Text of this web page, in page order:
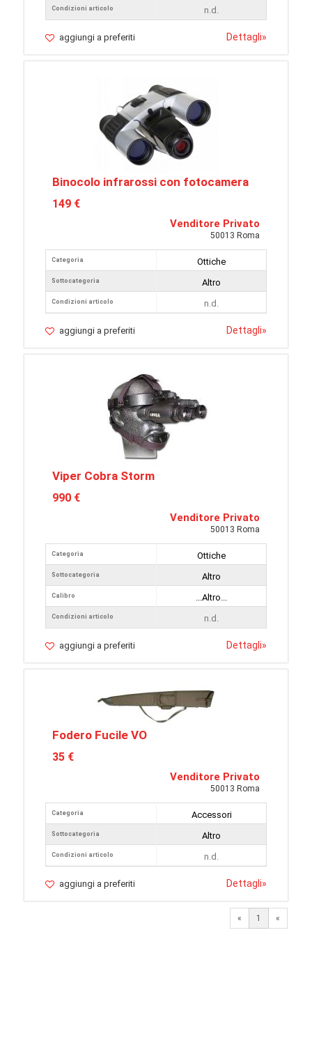
Condizioni articolo
n.d.
aggiungi a preferiti Dettagli»
Binocolo infrarossi con fotocamera
149 €
Venditore Privato
50013 Roma
Categoria
Sottocategoria
Condizioni articolo
Ottiche
Altro
n.d.
aggiungi a preferiti Dettagli»
Viper Cobra Storm
990 €
Venditore Privato
50013 Roma
Categoria
Sottocategoria
Calibro
Condizioni articolo
Ottiche
Altro
...Altro...
n.d.
aggiungi a preferiti Dettagli»
Fodero Fucile VO
35 €
Venditore Privato
50013 Roma
Categoria
Sottocategoria
Condizioni articolo
Accessori
Altro
n.d.
aggiungi a preferiti Dettagli»
« 1 «